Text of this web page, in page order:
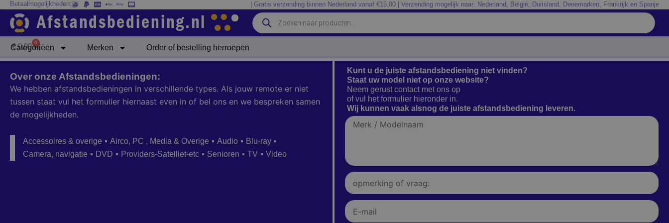
naar
inhoud
Betaalmogelijkheden: | Gratis verzending binnen Nederland vanaf €15,00 | Verzending mogelijk naar: Nederland, Belgié, Duitsland, Denemarken, Frankrijk en Spanje
Producten
zoeken
Categoriëen Merken Order of bestelling herroepen
€0,00 0
Winkelwagen
Over onze Afstandsbedieningen:
We hebben afstandsbedieningen in verschillende types. Als jouw remote er niet
tussen staat vul het formulier hiernaast even in of bel ons en we bespreken samen
de mogelijkheden.
Accessoires & overige Airco, PC , Media & Overige Audio
Blu-ray
Camera, navigatie
DVD Providers-Satelliet-etc Senioren TV Video
Kunt u de juiste afstandsbediening niet vinden?
Staat uw model niet op onze website?
Neem gerust contact met ons op
of vul het formulier hieronder in.
Wij kunnen vaak alsnog de juiste afstandsbediening leveren.
Merk
Opmerking
of
vraag:
E-
mail